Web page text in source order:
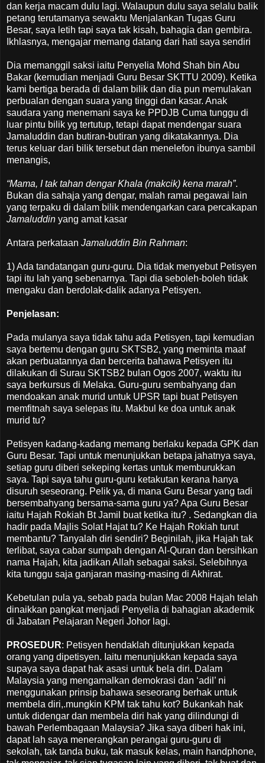
dan kerja macam dulu lagi. Walaupun dulu saya selalu balik
petang terutamanya sewaktu Menjalankan Tugas Guru
Besar, saya letih tapi saya tak kisah, bahagia dan gembira.
Ikhlasnya, mengajar memang datang dari hati saya sendiri
Dia memanggil saksi iaitu Penyelia Mohd Shah bin Abu
Bakar (kemudian menjadi Guru Besar SKTTU 2009). Ketika
kami bertiga berada di dalam bilik dan dia pun memulakan
perbualan dengan suara yang tinggi dan kasar. Anak
saudara yang menemani saya ke PPDJB Cuma tunggu di
luar pintu bilik yg tertutup, tetapi dapat mendengar suara
Jamaluddin dan butiran-butiran yang dikatakannya. Dia
terus keluar dari bilik tersebut dan menelefon ibunya sambil
menangis,
“Mama, I tak tahan dengar Khala (makcik) kena marah”.
Bukan dia sahaja yang dengar, malah ramai pegawai lain
yang terpaku di dalam bilik mendengarkan cara percakapan
Jamaluddin yang amat kasar
Antara perkataan Jamaluddin Bin Rahman:
1) Ada tandatangan guru-guru. Dia tidak menyebut Petisyen
tapi itu lah yang sebenarnya. Tapi dia seboleh-boleh tidak
mengaku dan berdolak-dalik adanya Petisyen.
Penjelasan:
Pada mulanya saya tidak tahu ada Petisyen, tapi kemudian
saya bertemu dengan guru SKTSB2, yang meminta maaf
akan perbuatannya dan bercerita bahawa Petisyen itu
dilakukan di Surau SKTSB2 bulan Ogos 2007, waktu itu
saya berkursus di Melaka. Guru-guru sembahyang dan
mendoakan anak murid untuk UPSR tapi buat Petisyen
memfitnah saya selepas itu. Makbul ke doa untuk anak
murid tu?
Petisyen kadang-kadang memang berlaku kepada GPK dan
Guru Besar. Tapi untuk menunjukkan betapa jahatnya saya,
setiap guru diberi sekeping kertas untuk memburukkan
saya. Tapi saya tahu guru-guru ketakutan kerana hanya
disuruh seseorang. Pelik ya, di mana Guru Besar yang tadi
bersembahyang bersama-sama guru ya? Apa Guru Besar
iaitu Hajah Rokiah Bt Jamil buat ketika itu? . Sedangkan dia
hadir pada Majlis Solat Hajat tu? Ke Hajah Rokiah turut
membantu? Tanyalah diri sendiri? Beginilah, jika Hajah tak
terlibat, saya cabar sumpah dengan Al-Quran dan bersihkan
nama Hajah, kita jadikan Allah sebagai saksi. Selebihnya
kita tunggu saja ganjaran masing-masing di Akhirat.
Kebetulan pula ya, sebab pada bulan Mac 2008 Hajah telah
dinaikkan pangkat menjadi Penyelia di bahagian akademik
di Jabatan Pelajaran Negeri Johor lagi.
PROSEDUR: Petisyen hendaklah ditunjukkan kepada
orang yang dipetisyen. Iaitu menunjukkan kepada saya
supaya saya dapat hak asasi untuk bela diri. Dalam
Malaysia yang mengamalkan demokrasi dan ‘adil’ ni
menggunakan prinsip bahawa seseorang berhak untuk
membela diri,.mungkin KPM tak tahu kot? Bukankah hak
untuk didengar dan membela diri hak yang dilindungi di
bawah Perlembagaan Malaysia? Jika saya diberi hak ini,
dapat lah saya menerangkan perangai guru-guru di
sekolah, tak tanda buku, tak masuk kelas, main handphone,